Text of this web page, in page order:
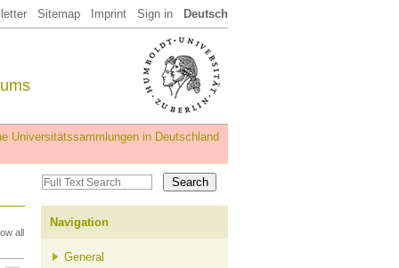
Sitemap Imprint Sign in Deutsch
Universitätssammlungen in Deutschland
all
Navigation
General